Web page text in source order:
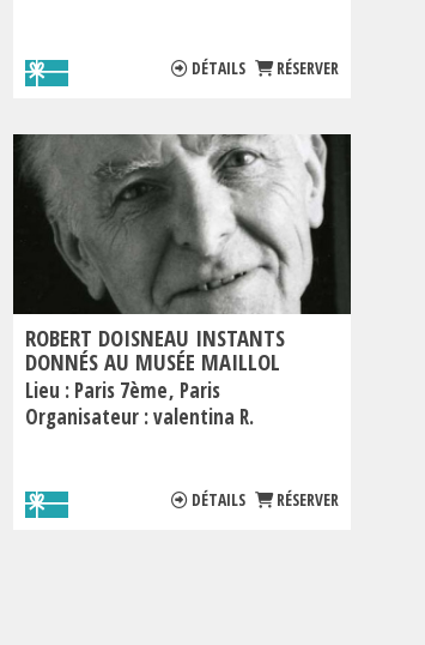
DÉTAILS RÉSERVER
ROBERT DOISNEAU INSTANTS
DONNÉS AU MUSÉE MAILLOL
Lieu : Paris 7ème Paris
Organisateur :valentina R.
DÉTAILS RÉSERVER